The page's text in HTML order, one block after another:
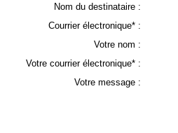
Nom du destinataire :
Courrier électronique* :
Votre nom :
Votre courrier électronique* :
Votre message :